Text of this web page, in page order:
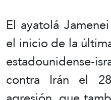
El ayatolá
el inicio de la
estadounidense-
contra Irán el